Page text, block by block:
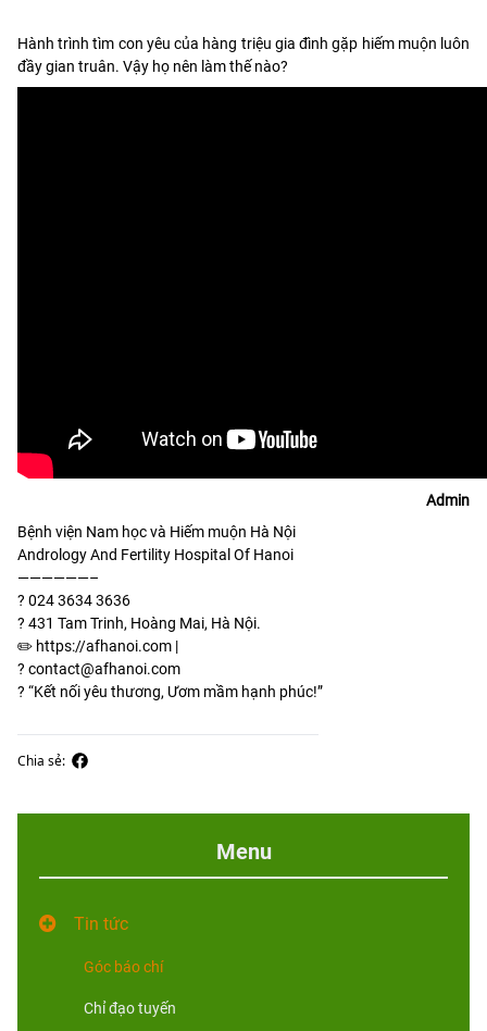
Hành trình tìm con yêu của hàng triệu gia đình gặp hiếm muộn luôn
đầy gian truân. Vậy họ nên làm thế nào?
Admin
Bệnh viện Nam học và Hiếm muộn Hà Nội
Andrology And Fertility Hospital Of Hanoi
——————–
? 024 3634 3636
? 431 Tam Trinh, Hoàng Mai, Hà Nội.
✏️ https://afhanoi.com |
? contact@afhanoi.com
?️ “Kết nối yêu thương, Ươm mầm hạnh phúc!”
Chia sẻ:
Menu
Tin tức
Góc báo chí
Chỉ đạo tuyến